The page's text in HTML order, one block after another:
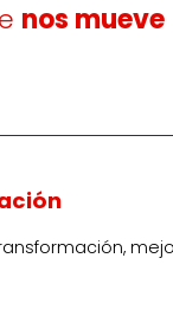
nos mueve